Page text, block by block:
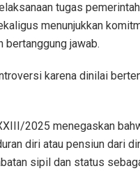
tugas
menunjukkan
jawab.
karena dinilai
2025 menegaskan
diri atau pensiun dari
sipil dan status